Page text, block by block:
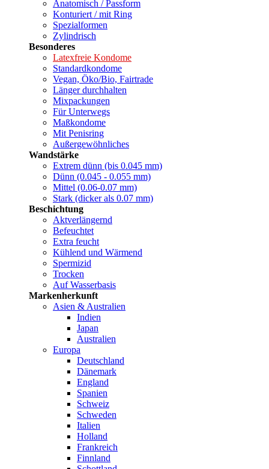
Anatomisch / Passform
Konturiert / mit Ring
Spezialformen
Zylindrisch
Besonderes
Latexfreie Kondome
Standardkondome
Vegan, Öko/Bio, Fairtrade
Länger durchhalten
Mixpackungen
Für Unterwegs
Maßkondome
Mit Penisring
Außergewöhnliches
Wandstärke
Extrem dünn (bis 0.045 mm)
Dünn (0.045 - 0.055 mm)
Mittel (0.06-0.07 mm)
Stark (dicker als 0.07 mm)
Beschichtung
Aktverlängernd
Befeuchtet
Extra feucht
Kühlend und Wärmend
Spermizid
Trocken
Auf Wasserbasis
Markenherkunft
Asien & Australien
Indien
Japan
Australien
Europa
Deutschland
Dänemark
England
Spanien
Schweiz
Schweden
Italien
Holland
Frankreich
Finnland